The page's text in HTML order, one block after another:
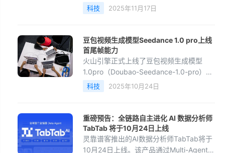
迈克尔·凯恩、丽莎·明内利及历史人物约翰
·韦恩、朱迪·加兰等，通过档案录音重建声
科技 2025年11月17日
豆包视频生成模型Seedance 1.0 pro上线
首尾帧能力
火山引擎正式上线了豆包视频生成模型
1.0pro（Doubao-Seedance-1.0-pro）的
首尾帧能力，这一更新标志着AI视频创作
在可控性和一致性方面迈出了重要一步。
性、大幅运动的物理合理性以及视频节奏
智能推理等技术优势，将大幅提升生成视
频的主角跟随效果，实现精准叙
科技 2025年10月24日
重磅预告：全链路自主进化 AI 数据分析师
TabTab 将于10月24日上线
灵靠谱客推出的AI数据分析师TabTab将于
10月24日上线。该产品通过Multi-Agent系